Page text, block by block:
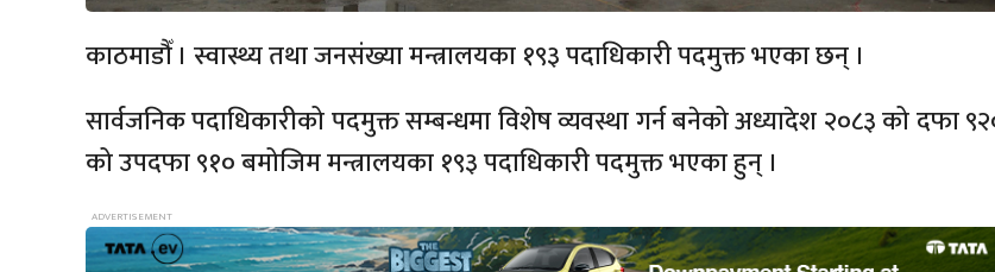
काठमाडौँ । स्वास्थ्य तथा जनसंख्या मन्त्रालयका १९३ पदाधिकारी पदमुक्त भएका छन् ।
सार्वजनिक पदाधिकारीको पदमुक्त सम्बन्धमा विशेष व्यवस्था गर्न बनेको अध्यादेश २०८३ को दफा
को उपदफा ९१० बमोजिम मन्त्रालयका १९३ पदाधिकारी पदमुक्त भएका हुन् ।